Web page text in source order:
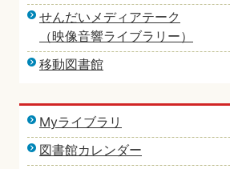
せんだいメディアテーク
（映像音響ライブラリー）
移動図書館
Myライブラリ
図書館カレンダー